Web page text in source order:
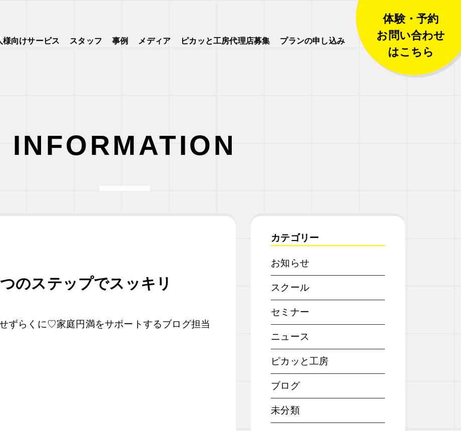
様向けサービス スタッフ 事例 メディア ピカッと工房代理店募集 プランの申し込み
体験・予約
お問い合わせ
はこちら
INFORMATION
のステップでスッキリ
ずらくに♡家庭円満をサポートするブログ担当
カテゴリー
お知らせ
スクール
セミナー
ニュース
ピカッと工房
ブログ
未分類